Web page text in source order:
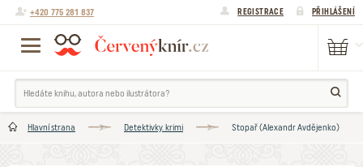
+420 775 281 837 REGISTRACE PŘIHLÁŠENÍ
Hlavní strana Detektivky. krimi Stopař (Alexandr Avdějenko)